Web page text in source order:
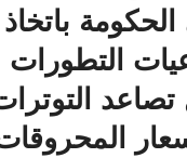
باتخاذ
التطورات
التوترات
المحروقات